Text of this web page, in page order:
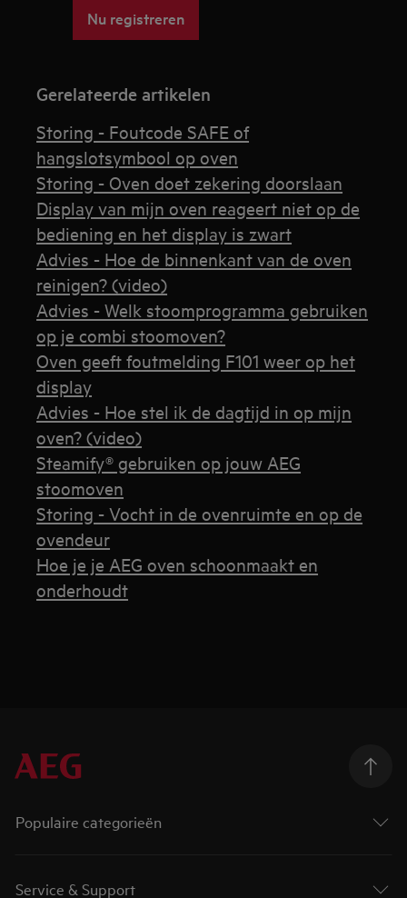
Nu registreren
Gerelateerde artikelen
Storing - Foutcode SAFE of
hangslotsymbool op oven
Storing - Oven doet zekering doorslaan
Display van mijn oven reageert niet op de
bediening en het display is zwart
Advies - Hoe de binnenkant van de oven
reinigen? (video)
Advies - Welk stoomprogramma gebruiken
op je combi stoomoven?
Oven geeft foutmelding F101 weer op het
display
Advies - Hoe stel ik de dagtijd in op mijn
oven? (video)
Steamify® gebruiken op jouw AEG
stoomoven
Storing - Vocht in de ovenruimte en op de
ovendeur
Hoe je je AEG oven schoonmaakt en
onderhoudt
Populaire categorieën
Service & Support